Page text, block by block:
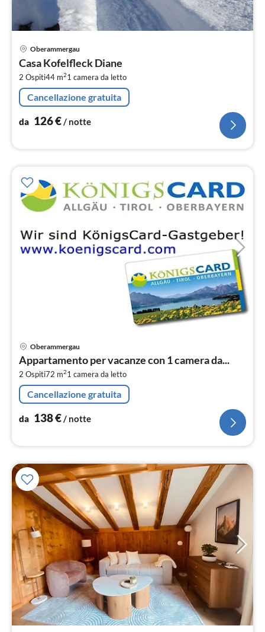
Oberammergau
Casa Kofelfleck Diane
2 Ospiti44 m21 camera da letto
Cancellazione gratuita
da 126€/ notte
Oberammergau
Appartamento per vacanze con 1 camera da...
2 Ospiti72 m21 camera da letto
Cancellazione gratuita
da 138€/ notte